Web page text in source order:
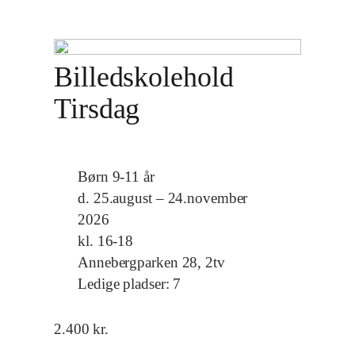
Billedskolehold
Tirsdag
Børn 9-11 år
d. 25.august – 24.november
2026
kl. 16-18
Annebergparken 28, 2tv
Ledige pladser: 7
2.400kr.